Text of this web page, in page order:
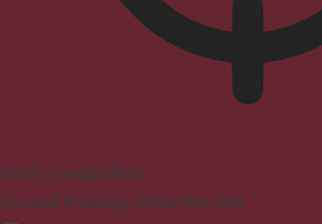
ADHD Friendly Mode
Focused browsing, distraction-free